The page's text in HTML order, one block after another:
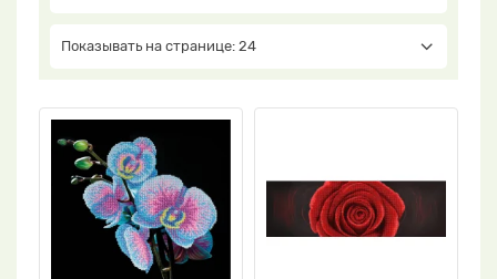
Показывать на странице: 24